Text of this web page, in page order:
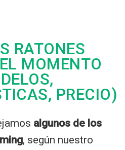
RATONES
MOMENTO
PRECIO)
algunos de los
, según nuestro